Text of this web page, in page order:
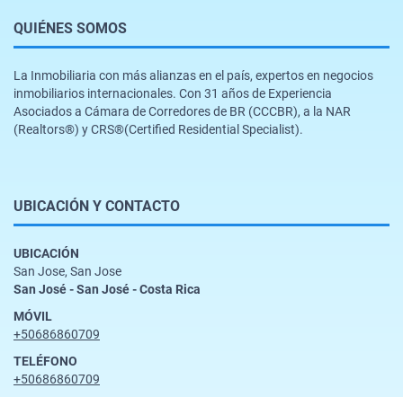
QUIÉNES SOMOS
La Inmobiliaria con más alianzas en el país, expertos en negocios
inmobiliarios internacionales. Con 31 años de Experiencia
Asociados a Cámara de Corredores de BR (CCCBR), a la NAR
(Realtors®️) y CRS®️(Certified Residential Specialist).
UBICACIÓN Y CONTACTO
UBICACIÓN
San Jose, San Jose
San José - San José - Costa Rica
MÓVIL
+50686860709
TELÉFONO
+50686860709